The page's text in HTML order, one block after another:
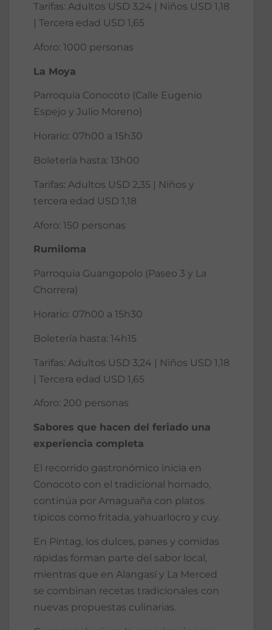
Tarifas: Adultos USD 3,24 | Niños USD 1,18
| Tercera edad USD 1,65
Aforo: 1000 personas
La Moya
Parroquia Conocoto (Calle Eugenio
Espejo y Julio Moreno)
Horario: 07h00 a 15h30
Boletería hasta: 13h00
Tarifas: Adultos USD 2,35 | Niños y
tercera edad USD 1,18
Aforo: 150 personas
Rumiloma
Parroquia Guangopolo (Paseo 3 y La
Chorrera)
Horario: 07h00 a 15h30
Boletería hasta: 14h15
Tarifas: Adultos USD 3,24 | Niños USD 1,18
| Tercera edad USD 1,65
Aforo: 200 personas
Sabores que hacen del feriado una
experiencia completa
El recorrido gastronómico inicia en
Conocoto con el tradicional hornado,
continúa por Amaguaña con platos
típicos como fritada, yahuarlocro y cuy.
En Píntag, los dulces, panes y comidas
rápidas forman parte del sabor local,
mientras que en Alangasí y La Merced
se combinan recetas tradicionales con
nuevas propuestas culinarias.